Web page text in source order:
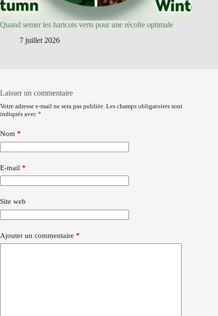
Quand semer les haricots verts pour une récolte optimale
7 juillet 2026
Laisser un commentaire
Votre adresse e-mail ne sera pas publiée. Les champs obligatoires sont
indiqués avec *
Nom *
E-mail *
Site web
Ajouter un commentaire *